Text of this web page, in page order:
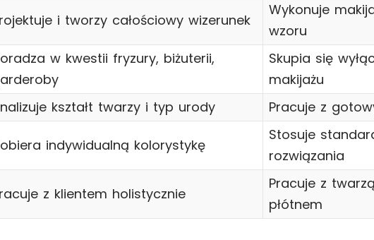
i tworzy całościowy wizerunek
Wykonuje
wzoru
w kwestii fryzury, biżuterii,
Skupia się
makijażu
kształt twarzy i typ urody
Pracuje z
indywidualną kolorystykę
Stosuje
rozwiązania
z klientem holistycznie
Pracuje z
płótnem